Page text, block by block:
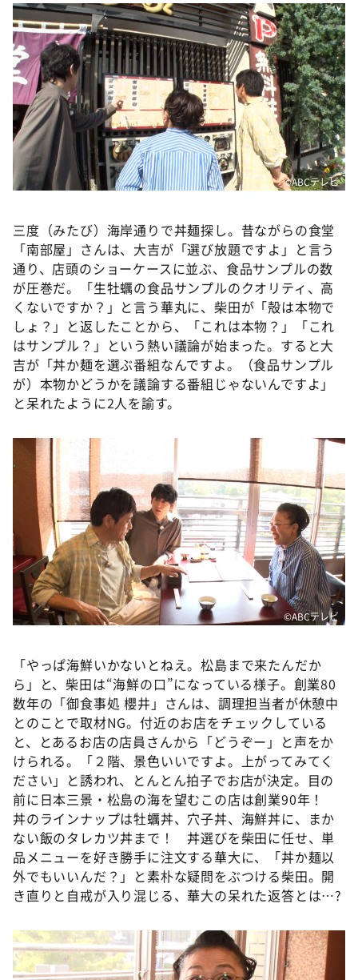
©️ABCテレビ
三度（みたび）海岸通りで丼麺探し。昔ながらの食堂
「南部屋」さんは、大吉が「選び放題ですよ」と言う
通り、店頭のショーケースに並ぶ、食品サンプルの数
が圧巻だ。「生牡蠣の食品サンプルのクオリティ、高
くないですか？」と言う華丸に、柴田が「殻は本物で
しょ？」と返したことから、「これは本物？」「これ
はサンプル？」という熱い議論が始まった。すると大
吉が「丼か麺を選ぶ番組なんですよ。（食品サンプル
が）本物かどうかを議論する番組じゃないんですよ」
と呆れたように2人を諭す。
©️ABCテレビ
「やっぱ海鮮いかないとねえ。松島まで来たんだか
ら」と、柴田は“海鮮の口”になっている様子。創業80
数年の「御食事処 櫻井」さんは、調理担当者が休憩中
とのことで取材NG。付近のお店をチェックしている
と、とあるお店の店員さんから「どうぞー」と声をか
けられる。「２階、景色いいですよ。上がってみてく
ださい」と誘われ、とんとん拍子でお店が決定。目の
前に日本三景・松島の海を望むこの店は創業90年！
丼のラインナップは牡蠣丼、穴子丼、海鮮丼に、まか
ない飯のタレカツ丼まで！ 丼選びを柴田に任せ、単
品メニューを好き勝手に注文する華大に、「丼か麺以
外でもいいんだ？」と素朴な疑問をぶつける柴田。開
き直りと自戒が入り混じる、華大の呆れた返答とは…?